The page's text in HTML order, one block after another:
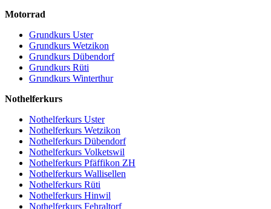
Motorrad
Grundkurs Uster
Grundkurs Wetzikon
Grundkurs Dübendorf
Grundkurs Rüti
Grundkurs Winterthur
Nothelferkurs
Nothelferkurs Uster
Nothelferkurs Wetzikon
Nothelferkurs Dübendorf
Nothelferkurs Volketswil
Nothelferkurs Pfäffikon ZH
Nothelferkurs Wallisellen
Nothelferkurs Rüti
Nothelferkurs Hinwil
Nothelferkurs Fehraltorf